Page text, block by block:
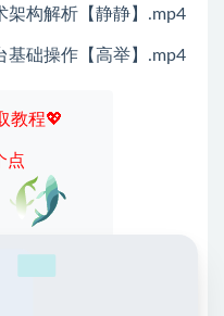
架构解析【静静】.mp4
基础操作【高举】.mp4
教程💖
点
】领取